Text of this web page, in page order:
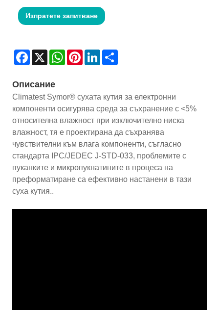
Изпратете запитване
Facebook
X WhatsAppPinterestLinkedIn
Описание
Climatest Symor® сухата кутия за електронни
компоненти осигурява среда за съхранение с <5%
относителна влажност при изключително ниска
влажност, тя е проектирана да съхранява
чувствителни към влага компоненти, съгласно
стандарта IPC/JEDEC J-STD-033, проблемите с
пуканките и микропукнатините в процеса на
преформатиране са ефективно настанени в тази
суха кутия..